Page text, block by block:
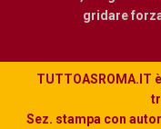
gridare
TUTTOASROMA.IT
Sez. stampa con